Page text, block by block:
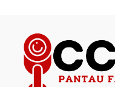
content